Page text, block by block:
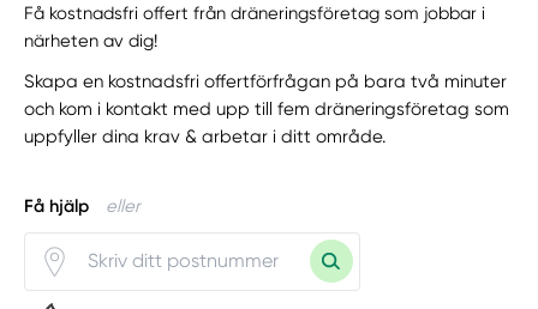
Få kostnadsfri offert från dräneringsföretag som jobbar i
närheten av dig!
Skapa en kostnadsfri offertförfrågan på bara två minuter
och kom i kontakt med upp till fem dräneringsföretag som
uppfyller dina krav & arbetar i ditt område.
Få hjälp eller